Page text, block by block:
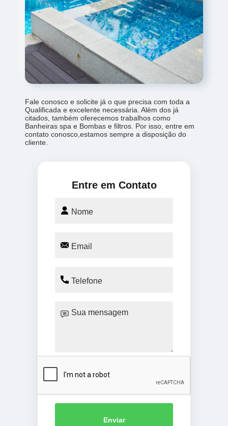
Fale conosco e solicite já o que precisa com toda a
Qualificada e excelente necessária. Além dos já
citados, também oferecemos trabalhos como
Banheiras spa e Bombas e filtros. Por isso, entre em
contato conosco,estamos sempre a disposição do
cliente.
Entre em Contato
Enviar